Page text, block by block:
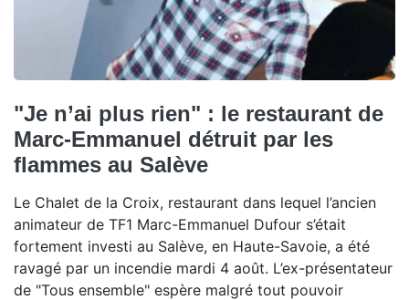
"Je n’ai plus rien" : le restaurant de
Marc-Emmanuel détruit par les
flammes au Salève
Le Chalet de la Croix, restaurant dans lequel l’ancien
animateur de TF1 Marc-Emmanuel Dufour s’était
fortement investi au Salève, en Haute-Savoie, a été
ravagé par un incendie mardi 4 août. L’ex-présentateur
de "Tous ensemble" espère malgré tout pouvoir